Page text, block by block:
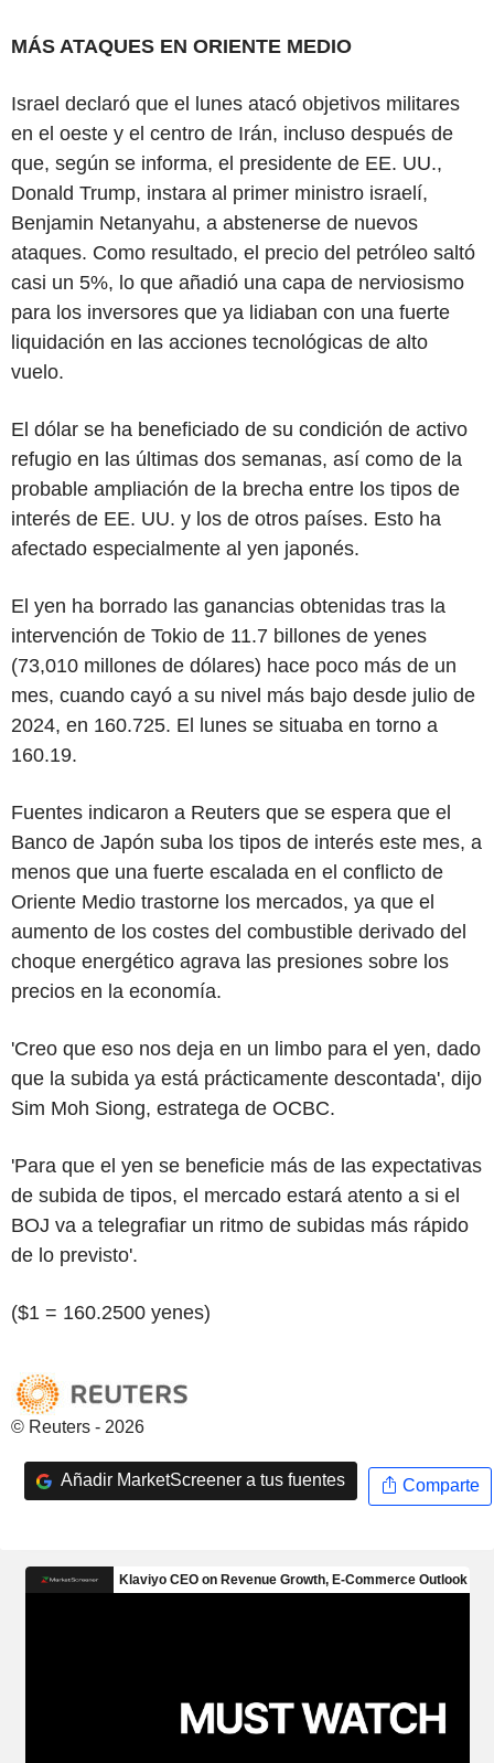
MÁS ATAQUES EN ORIENTE MEDIO
Israel declaró que el lunes atacó objetivos militares
en el oeste y el centro de Irán, incluso después de
que, según se informa, el presidente de EE. UU.,
Donald Trump, instara al primer ministro israelí,
Benjamin Netanyahu, a abstenerse de nuevos
ataques. Como resultado, el precio del petróleo saltó
casi un 5%, lo que añadió una capa de nerviosismo
para los inversores que ya lidiaban con una fuerte
liquidación en las acciones tecnológicas de alto
vuelo.
El dólar se ha beneficiado de su condición de activo
refugio en las últimas dos semanas, así como de la
probable ampliación de la brecha entre los tipos de
interés de EE. UU. y los de otros países. Esto ha
afectado especialmente al yen japonés.
El yen ha borrado las ganancias obtenidas tras la
intervención de Tokio de 11.7 billones de yenes
(73,010 millones de dólares) hace poco más de un
mes, cuando cayó a su nivel más bajo desde julio de
2024, en 160.725. El lunes se situaba en torno a
160.19.
Fuentes indicaron a Reuters que se espera que el
Banco de Japón suba los tipos de interés este mes, a
menos que una fuerte escalada en el conflicto de
Oriente Medio trastorne los mercados, ya que el
aumento de los costes del combustible derivado del
choque energético agrava las presiones sobre los
precios en la economía.
'Creo que eso nos deja en un limbo para el yen, dado
que la subida ya está prácticamente descontada', dijo
Sim Moh Siong, estratega de OCBC.
'Para que el yen se beneficie más de las expectativas
de subida de tipos, el mercado estará atento a si el
BOJ va a telegrafiar un ritmo de subidas más rápido
de lo previsto'.
($1 = 160.2500 yenes)
© Reuters - 2026
Añadir MarketScreener a tus fuentes Comparte